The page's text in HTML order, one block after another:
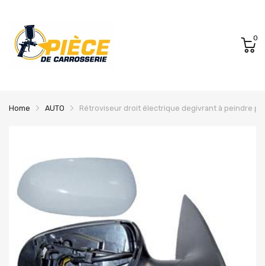
0
Home AUTO Rétroviseur droit électrique degivrant à peindre